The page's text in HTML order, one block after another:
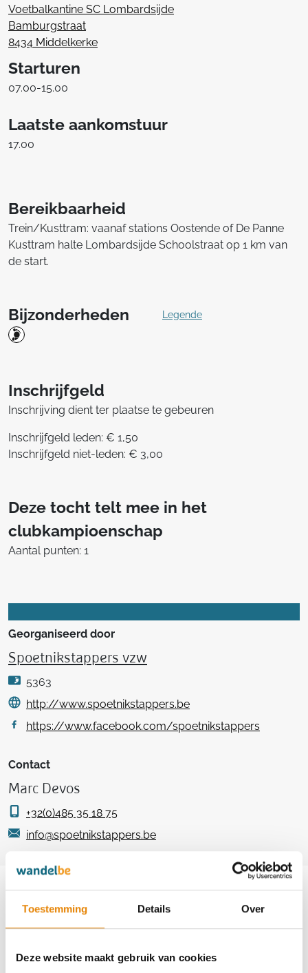
Toestemming Details Over
Deze website maakt gebruik van cookies
Voetbalkantine SC Lombardsijde
Bamburgstraat
8434 Middelkerke
Starturen
07.00-15.00
Laatste aankomstuur
17.00
Bereikbaarheid
Trein/Kusttram: vaanaf stations Oostende of De Panne
Kusttram halte Lombardsijde Schoolstraat op 1 km van
de start.
Bijzonderheden Legende
Inschrijfgeld
Inschrijving dient ter plaatse te gebeuren
Inschrijfgeld leden: € 1,50
Inschrijfgeld niet-leden: € 3,00
Deze tocht telt mee in het
clubkampioenschap
Aantal punten: 1
Georganiseerd door
Spoetnikstappers vzw
5363
http://www.spoetnikstappers.be
https://www.facebook.com/spoetnikstappers
Contact
Marc Devos
+32(0)485 35 18 75
info@spoetnikstappers.be
Aankomende wandeltochten van deze